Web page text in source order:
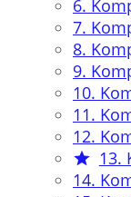
6.
7.
8.
9.
10.
11.
12.
13.
14.